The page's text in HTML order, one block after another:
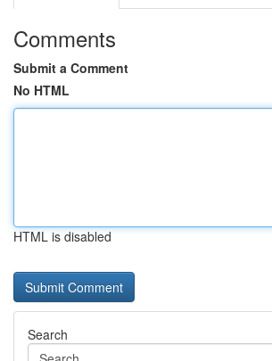
Comments
Submit a Comment
No HTML
HTML is disabled
Search